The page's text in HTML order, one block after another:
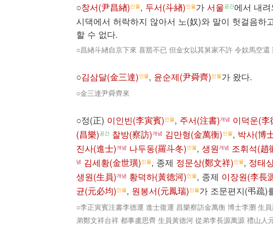
○창서(尹昌緖)인물, 두서(斗緖)인물가 서울공간에서 내
시댁에서 허락하지 않아서 노(奴)와 말이 헛걸음하
할 수 없다.
○昌緖斗緖自京下來 喜豁不已 但金女以其舅家不許 令奴馬空還
○김삼달(金三達)인물, 윤순제(尹舜齊)인물가 왔다.
○金三達尹舜齊來
○정(正) 이인빈(李寅賓)인물, 주서(注書)개념 이덕운(李
(昌樂)공간 찰방(察訪)개념 김만형(金萬衡)인물, 박사(博
진사(進士)개념 나두동(羅斗冬)인물, 생원개념 조휘석(趙
념 김세황(金世璜)인물, 종제 정문상(鄭文祥)인물, 정태
생원(生員)개념 황덕하(黃德河)인물, 종제 이장원(李長
균(元必均)인물, 원봉서(元鳳瑞)인물가 조문편지(弔疏)
○李正寅賓注書李德運 進士復運 昌樂察訪金萬衡 博士李瀏 生
弟鄭文祥台祥 都事盧思齊 生員黃德河 從弟李長源萬源 禮山人